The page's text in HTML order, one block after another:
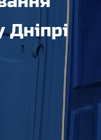
Дніпрі